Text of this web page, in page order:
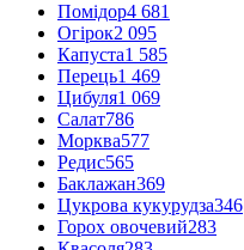
Помідор4 681
Огірок2 095
Капуста1 585
Перець1 469
Цибуля1 069
Салат786
Морква577
Редис565
Баклажан369
Цукрова кукурудза346
Горох овочевий283